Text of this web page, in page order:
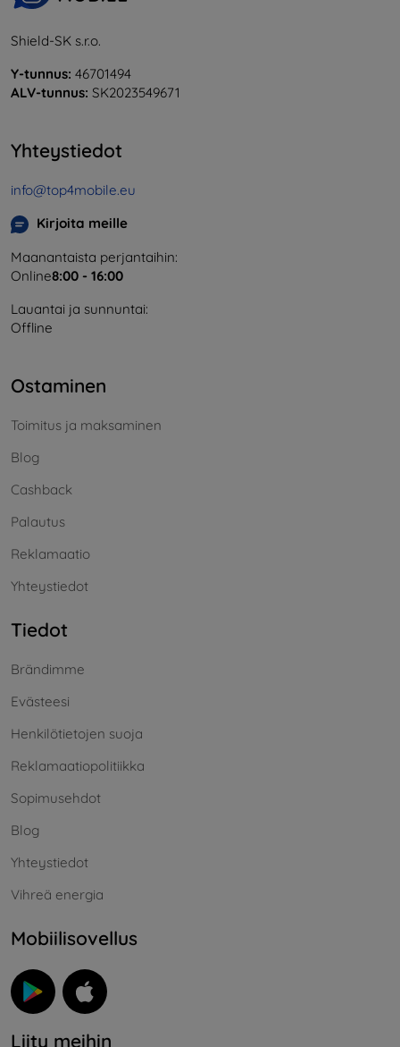
Shield-SK s.r.o.
Y-tunnus: 46701494
ALV-tunnus: SK2023549671
Yhteystiedot
info@top4mobile.eu
Kirjoita meille
Maanantaista perjantaihin:
Online8:00 - 16:00
Lauantai ja sunnuntai:
Offline
Ostaminen
Toimitus ja maksaminen
Blog
Cashback
Palautus
Reklamaatio
Yhteystiedot
Tiedot
Brändimme
Evästeesi
Henkilötietojen suoja
Reklamaatiopolitiikka
Sopimusehdot
Blog
Yhteystiedot
Vihreä energia
Mobiilisovellus
Liity meihin